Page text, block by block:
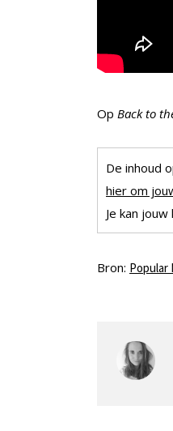
Op Back to
De inhoud
hier om
Je kan
Bron: Popular